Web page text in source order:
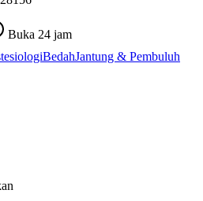
Buka 24 jam
BedahJantung & Pembuluh